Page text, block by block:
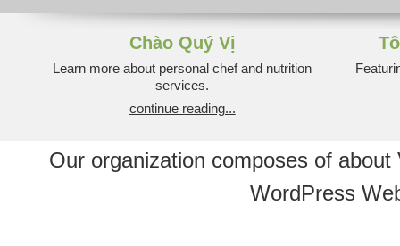
Chào Quý Vị
Learn more about personal chef and nutrition
services.
continue reading...
Our organization composes of
WordPress